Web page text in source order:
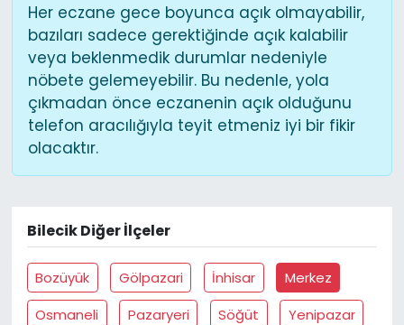
Her eczane gece boyunca açık olmayabilir,
bazıları sadece gerektiğinde açık kalabilir
veya beklenmedik durumlar nedeniyle
nöbete gelemeyebilir. Bu nedenle, yola
çıkmadan önce eczanenin açık olduğunu
telefon aracılığıyla teyit etmeniz iyi bir fikir
olacaktır.
Bilecik Diğer İlçeler
Bozüyük Gölpazari İnhisar
Merkez
Osmaneli
Pazaryeri Söğüt Yenipazar